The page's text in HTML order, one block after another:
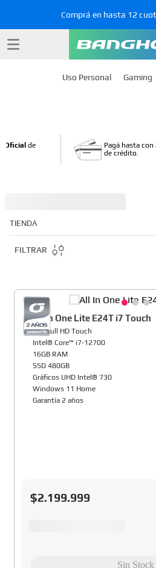
Comprá en hasta 12
Uso Personal Gaming
Pagá hasta con
de crédito.
Oficial de
TIENDA
FILTRAR
All In One Lite E24T i7 Touch
24" Full HD Touch
Intel® Core™ i7-12700
16GB RAM
SSD 480GB
Gráficos UHD Intel® 730
Windows 11 Home
Garantía 2 años
$2.199.999